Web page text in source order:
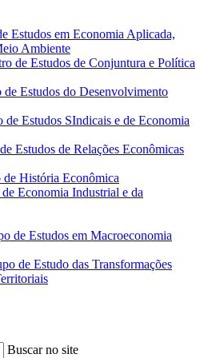
Estudos em Economia Aplicada,
Ambiente
de Estudos de Conjuntura e Política
Estudos do Desenvolvimento
Estudos SIndicais e de Economia
Estudos de Relações Econômicas
História Econômica
Economia Industrial e da
de Estudos em Macroeconomia
de Estudo das Transformações
Buscar no site